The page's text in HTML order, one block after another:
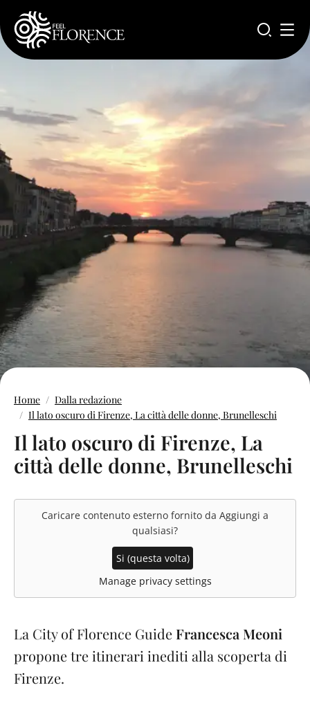
Salta al contenuto principale
Home
Dalla redazione
Il lato oscuro di Firenze, La città delle donne, Brunelleschi
Il lato oscuro di Firenze, La
città delle donne, Brunelleschi
Caricare contenuto esterno fornito da Aggiungi a
qualsiasi?
Si (questa volta)
Manage privacy settings
La City of Florence Guide Francesca Meoni
propone tre itinerari inediti alla scoperta di
Firenze.